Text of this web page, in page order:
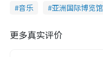
音乐
亚洲国际博览馆
更多真实评价